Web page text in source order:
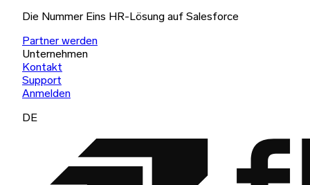
Die Nummer Eins HR-Lösung auf Salesforce
Partner werden
Unternehmen
Kontakt
Support
Anmelden
DE